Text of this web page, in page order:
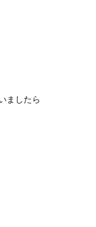
ましたら